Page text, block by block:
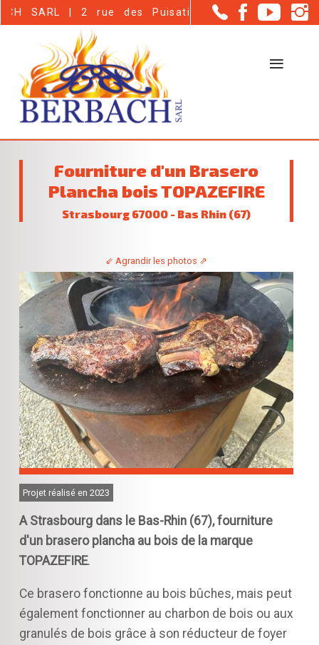
| 2 rue des Puisatiers - Haguenau (67500)
Fourniture d'un Brasero
Plancha bois TOPAZEFIRE
Strasbourg 67000 - Bas Rhin (67)
⇙ Agrandir les photos ⇗
Projet réalisé en 2023
A Strasbourg dans le Bas-Rhin (67),fourniture
d'un brasero plancha au bois de la marque
TOPAZEFIRE.
Ce brasero fonctionne au bois bûches, mais peut
également fonctionner au charbon de bois ou aux
granulés de bois grâce à son réducteur de foyer
Panneau de gestion des cookies